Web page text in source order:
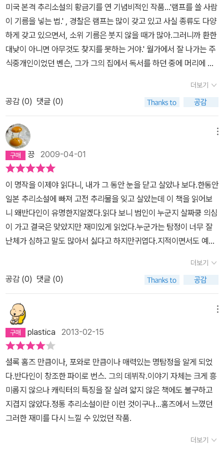
미국 본격 추리소설의 황금기를 연 기념비적인 작품...'램프를 쓸 사람
이 기름을 넣는 법.' , 경찰은 램프는 많이 갖고 있고 사실 종류도 다양
하게 갖고 있으면서, 소위 기름은 붓지 않을 때가 많아.그러니까 환한
대낮이 아니면 아무것도 찾지를 못하는 거야.' 월가에서 잘 나가는 주
식중개인이었던 벤슨, 그가 그의 집에서 독서를 하던 중에 머리에 당
어오기는 힘든 상황이며 집에는 가정부밖에 없고 누가 침입한 흔적이
없다. 벽난로위에 놓인 여자용 장갑과 핸드백으로 전날 여자 손님이
왔다 간것이란 것을 알아내고 흐트러진 흔적조차 없는 '밀실'에서 일
어난 사건을 마크햄은 친구인 벤스를 데리고 가서 보여준다.벤슨이
살해된 장소에 놓여있던 핸드백으로 인해 물망에 오른 여인과 그녀의
애인이며 약혼자인 리코크대위를 조사하다가 더 많은 사람들이 용의
선상에 놓이게 된다. 심리학을 이용하여 증거가 없는 살인사건을 추
리를 통해 풀어나가는 밴스, 그외 반해 마크햄은 조금은 모자란듯한
느낌이 들지만 그래도 둘은 척척 손발을 맞추어가며 용의자로 지목된
사람들의 알리바이를 하나하나 추적하며 용의자에서 지워 나간다. 벤
슨의 주위에 있던 사람들은 모두 평범한듯 하다가 밴스가 밝혀낸 알
리바이를 종합해보면 모두가 살인동기를 지니고 있다. 벤슨의 곁에서
살림을 하던 가정부와 벤슨의 사무실에서 일하는 그녀의 딸까지 그의
애리한 눈을 벗어나지 못하고 걸려들지만 마지막까지 누가 살인자인
재밌다.살인자는 가까이 있고 또 주위에 있다. 늘 그와 가까이 지낸 인
물들은 한편으로는 그를 시기하기도 하고 그를 이용하기도 하는데 그
의 '부' 가 제일 먼저 필요한 인물이 살인자이다. 그는 오랫동안 그를
죽일 생각을 해 왔는데 시기적절하게 때를 잘 맞추었기에 모두가 용
의자가 될 수 있었으며 그 자신은 용의자에서 멀리 벗어날 수 있었다.
'새로운 것도 없고 진실도 없으며 중요한 일도 없다..' 살인현장을 보
고 5분만에 범인을 추리해낸 우리의 밴스, 마크햄이 용납할 수 있도
록 하나하나 풀어나가는 방법에 따라 쫓아가다 보면 범인의 잔인함과
마주할 수 있다.선선한 바람이 불면서 읽기에 정말 좋은 책이다. 황금
각중이다. 백여권이나 출간된 황금가지 밀리언셀러, 애거서 크리스티
더보기
공감 (0) 댓글 (0)
끙 2009-04-01
이 명작을 이제야 읽다니, 내가 그 동안 눈을 닫고 살았나 보다.한동안
일본 추리소설에 빠져 고전 추리물을 잊고 살았는데 이 책을 읽어보
니 왜반다인이 유명한지알겠다.읽다 보니 범인이 누군지 살짜쿵 의심
이 가고 결국은 맞았지만 재미있게 읽었다.누군가는 탐정이 너무 잘
난체가 심하고 말도 많아서 싫다고 하지만귀엽다.지적이면서도 예술
더보기
공감 (0) 댓글 (0)
plastica 2013-02-15
셜록 홈즈 만큼이나, 포와로 만큼이나 매력있는 명탐정을 알게 되었
다.반다인이 창조한 파이로 번스. 그의 데뷔작.이야기 자체는 크게 흥
미롭지 않으나 캐릭터의 특징을 잘 살려 얇지 않은 책에도 불구하고
지겹지 않았다.정통 추리소설이란 이런 것이구나...홈즈에서 느꼈던
그러한 재미를 다시 느낄 수 있었던 작품.
더보기